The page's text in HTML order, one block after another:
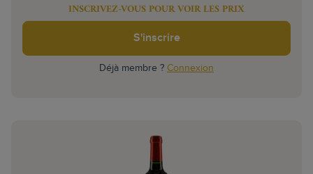
INSCRIVEZ-VOUS POUR VOIR LES PRIX
S'inscrire
Déjà membre ? Connexion